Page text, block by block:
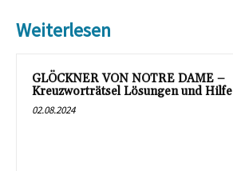
Weiterlesen
GLÖCKNER VON NOTRE DAME –
Kreuzworträtsel Lösungen und Hilfe
02.08.2024